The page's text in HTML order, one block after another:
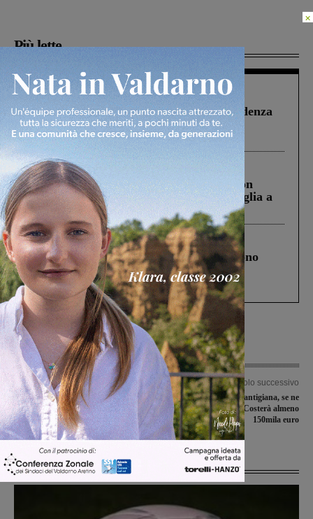
Più lette
Figline Incisa Valdarno 1 Agosto 2026
Piscina di Figline finanziata oltre la scadenza
Pnrr, il gruppo di Fratelli d’Italia: “Un
ringraziamento al Governo”
Cronaca 3 Agosto 2026
Scomparso da una struttura di Castiglion
Fiorentino l’uomo che aveva ucciso la figlia a
Levane nel 2020
Cronaca 4 Agosto 2026
Un anno fa la strage in A1 in cui morirono
Gianni, Giulia e Franco. Lo schianto, il
processo, lo stop ai sorpassi fra tir....
Articolo precedente
Perdita d’acqua in via Barducci,
segnalata da un mese: e ancora
nessun intervento
Articolo successivo
Rotatoria di via Chiantigiana, se ne
riparla nel 2017. Costerà almeno
150mila euro
Ultime Notizie
×